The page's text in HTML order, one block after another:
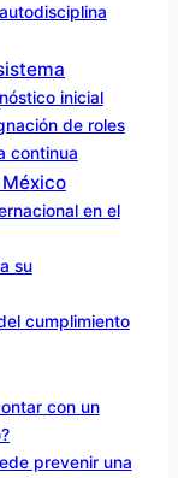
inicial
de roles
continua
en el
su
cumplimiento
con un
prevenir una